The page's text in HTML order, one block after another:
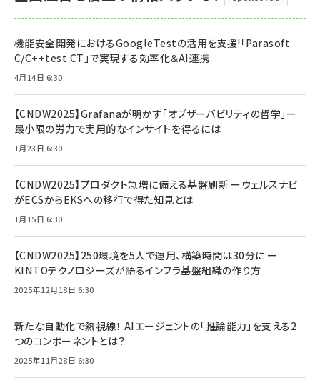
機能安全開発におけるGoogleTestの活用を支援!「Parasoft
C/C++test CT」で実現する効率化＆AI連携
4月14日 6:30
【CNDW2025】Grafanaが明かす「オブザーバビリティの哲学」ー
最小限の労力で実用的なインサイトを得るには
1月23日 6:30
【CNDW2025】プロダクト急増に備える基盤刷新 ーウェルスナビ
がECSからEKSへの移行で得た知見とは
1月15日 6:30
【CNDW2025】250環境を5人で運用、構築時間は30分に ー
KINTOテクノロジーズが語るインフラ基盤組織の作り方
2025年12月18日 6:30
新たな自動化で熱視線！ AIエージェントの「推論能力」を支える2
つのコンポーネントとは？
2025年11月28日 6:30